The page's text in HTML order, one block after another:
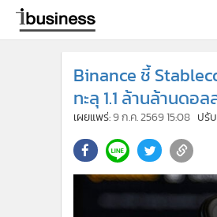
Binance ชี้
ทะลุ 1.1 ล้านล้านดอ
เผยแพร่:9 ก.ค. 2569 15:08 ปรั